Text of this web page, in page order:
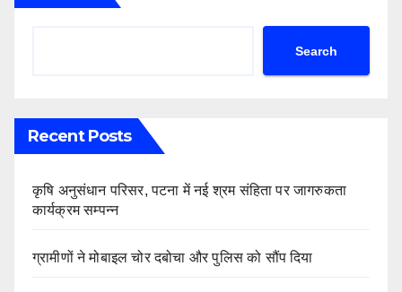
Search
Recent Posts
कृषि अनुसंधान परिसर, पटना में नई श्रम संहिता पर जागरुकता
कार्यक्रम सम्पन्न
ग्रामीणों ने मोबाइल चोर दबोचा और पुलिस को सौंप दिया